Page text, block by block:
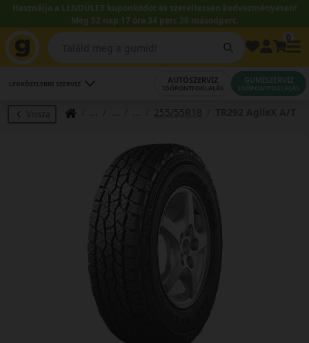
Használja a LENDÜLET kuponkódot és szereltessen kedvezményesen!
Még 52 nap 17 óra 34 perc 19 másodperc.
LEGKÖZELEBBI SZERVIZ AUTÓSZERVIZ
IDŐPONTFOGLALÁS
GUMISZERVIZ
IDŐPONTFOGLALÁS
Vissza 255/55R18